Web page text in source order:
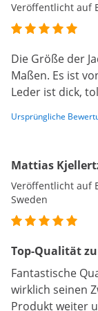
Veröffentlicht auf
Die Größe der
Maßen. Es ist
Leder ist dick,
Ursprüngliche
Mattias
Veröffentlicht auf
Sweden
Top-Qualität
Fantastische
wirklich seinen
Produkt weiter